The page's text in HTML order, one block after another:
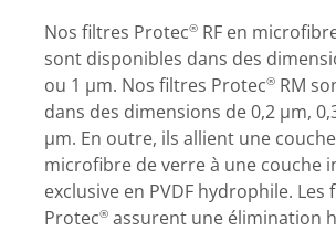
Nos filtres Protec® RF en
sont disponibles dans des
ou 1 µm. Nos filtres Protec® RM
dans des dimensions de 0,2 µm,
µm. En outre, ils allient une
microfibre de verre à une couche
exclusive en PVDF hydrophile. Les
Protec® assurent une élimination